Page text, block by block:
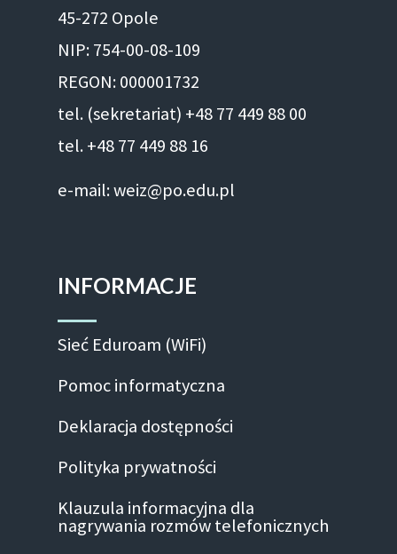
45-272 Opole
NIP: 754-00-08-109
REGON: 000001732
tel. (sekretariat) +48 77 449 88 00
tel. +48 77 449 88 16
e-mail: weiz@po.edu.pl
INFORMACJE
Sieć Eduroam (WiFi)
Pomoc informatyczna
Deklaracja dostępności
Polityka prywatności
Klauzula informacyjna dla
nagrywania rozmów telefonicznych